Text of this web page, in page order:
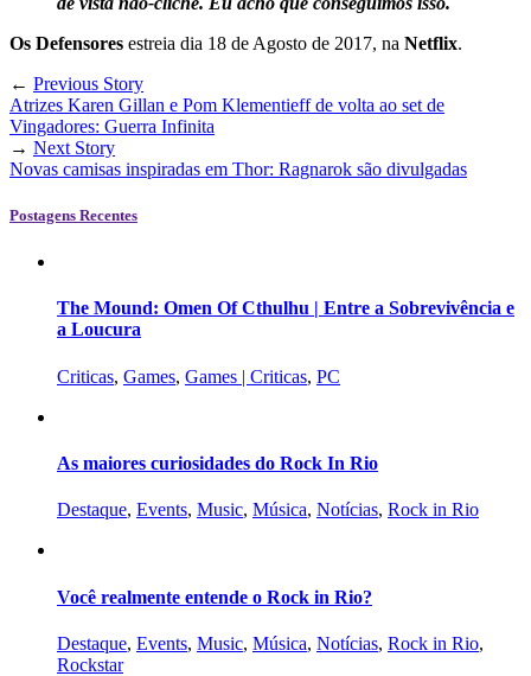
Os Defensores estreia dia 18 de Agosto de 2017, na Netflix.
← Previous Story
Atrizes Karen Gillan e Pom Klementieff de volta ao set de
Vingadores: Guerra Infinita
→ Next Story
Novas camisas inspiradas em Thor: Ragnarok são divulgadas
Postagens Recentes
The Mound: Omen Of Cthulhu | Entre a Sobrevivência e
a Loucura
Criticas, Games, Games | Criticas, PC
As maiores curiosidades do Rock In Rio
Destaque, Events, Music, Música, Notícias, Rock in Rio
Você realmente entende o Rock in Rio?
Destaque, Events, Music, Música, Notícias, Rock in Rio,
Rockstar